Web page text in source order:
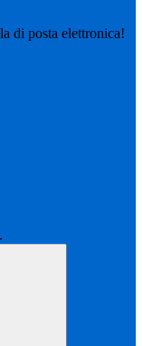
di posta elettronica!